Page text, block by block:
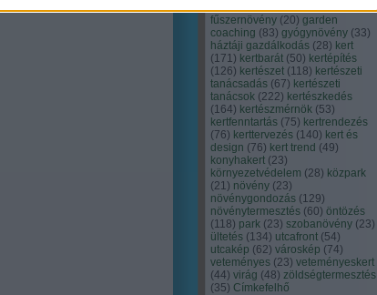
Budapest (45) dísznövény (116)
fűszernövény (20) garden
coaching (83) gyógynövény (33)
háztáji gazdálkodás (28) kert
(171) kertbarát (50) kertépítés
(126) kertészet (118) kertészeti
tanácsadás (67) kertészeti
tanácsok (222) kertészkedés
(164) kertészmérnök (53)
kertfenntartás (75) kertrendezés
(76) kerttervezés (140) kert és
design (76) kert trend (49)
konyhakert (23)
környezetvédelem (28) közpark
(21) növény (23)
növénygondozás (129)
növénytermesztés (60) öntözés
(118) park (23) szobanövény (23)
ültetés (134) utcafront (54)
utcakép (62) városkép (74)
veteményes (23) veteményeskert
(44) virág (48) zöldségtermesztés
(35) Címkefelhő